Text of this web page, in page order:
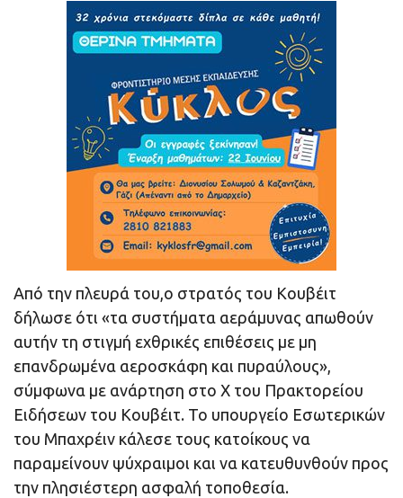
Από την πλευρά του,ο στρατός του Κουβέιτ
δήλωσε ότι «τα συστήματα αεράμυνας απωθούν
αυτήν τη στιγμή εχθρικές επιθέσεις με μη
επανδρωμένα αεροσκάφη και πυραύλους»,
σύμφωνα με ανάρτηση στο X του Πρακτορείου
Ειδήσεων του Κουβέιτ. Το υπουργείο Εσωτερικών
του Μπαχρέιν κάλεσε τους κατοίκους να
παραμείνουν ψύχραιμοι και να κατευθυνθούν προς
την πλησιέστερη ασφαλή τοποθεσία.